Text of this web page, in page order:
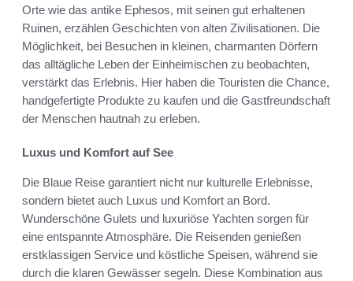
Orte wie das antike Ephesos, mit seinen gut erhaltenen
Ruinen, erzählen Geschichten von alten Zivilisationen. Die
Möglichkeit, bei Besuchen in kleinen, charmanten Dörfern
das alltägliche Leben der Einheimischen zu beobachten,
verstärkt das Erlebnis. Hier haben die Touristen die Chance,
handgefertigte Produkte zu kaufen und die Gastfreundschaft
der Menschen hautnah zu erleben.
Luxus und Komfort auf See
Die Blaue Reise garantiert nicht nur kulturelle Erlebnisse,
sondern bietet auch Luxus und Komfort an Bord.
Wunderschöne Gulets und luxuriöse Yachten sorgen für
eine entspannte Atmosphäre. Die Reisenden genießen
erstklassigen Service und köstliche Speisen, während sie
durch die klaren Gewässer segeln. Diese Kombination aus